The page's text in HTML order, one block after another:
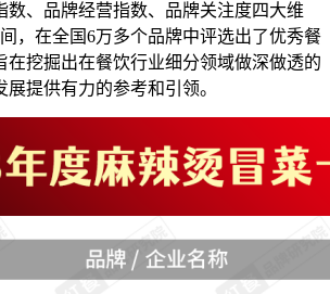
数、品牌经营指数、品牌关注度四大维
，在全国6万多个品牌中评选出了优秀餐
在挖掘出在餐饮行业细分领域做深做透的
提供有力的参考和引领。